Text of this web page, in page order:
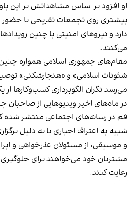
او افزود بر اساس مشاهداتش بر این
بیشتری روی تجمعات تفریحی با
دارد و نیروهای امنیتی با چنین
می‌کنند.
مقام‌های جمهوری اسلامی همواره
شئونات اسلامی» و «هنجارشکنی»
می‌رسد نگران الگوبرداری کسب‌وکارها از
در ماه‌های اخیر ویدیوهایی از صاحبان
قم در رسانه‌های اجتماعی منتشر شده
شبیه به اعتراف اجباری یا به دلیل
و موسیقی، از مسئولان عذرخواهی و
مشتریان خود می‌خواهند برای
رعایت کنند.